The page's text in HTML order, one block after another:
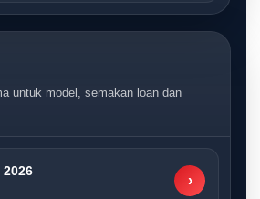
untuk model, semakan loan dan
›